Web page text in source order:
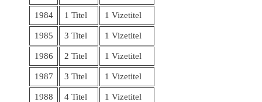
1984 1 Titel 1 Vizetitel
1985 3 Titel 1 Vizetitel
1986 2 Titel 1 Vizetitel
1987 3 Titel 1 Vizetitel
1988 4 Titel 1 Vizetitel